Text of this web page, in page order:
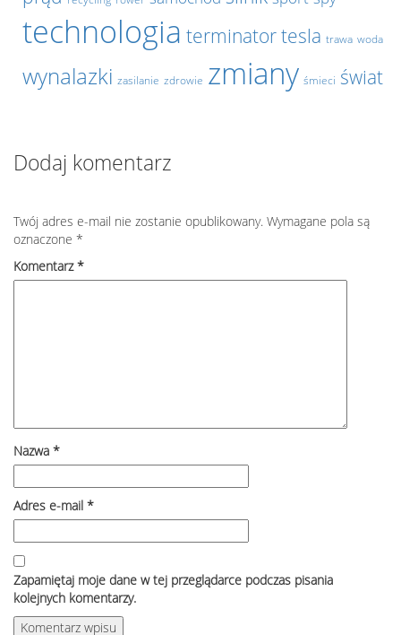
technologia terminatortesla trawa woda
wynalazki zasilanie zdrowie zmiany śmieci świat
Dodaj komentarz
Twój adres e-mail nie zostanie opublikowany. Wymagane pola są
oznaczone *
Komentarz*
Nazwa *
Adres e-mail *
Zapamiętaj moje dane w tej przeglądarce podczas pisania
kolejnych komentarzy.